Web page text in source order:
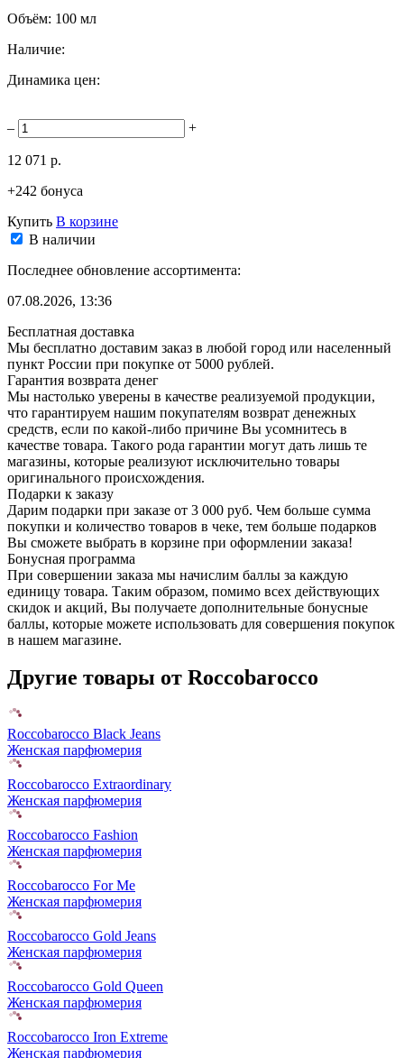
Объём: 100 мл
Наличие:
Динамика цен:
– +
12 071 р.
+242 бонуса
Купить В корзине
В наличии
Последнее обновление ассортимента:
07.08.2026, 13:36
Бесплатная доставка
Мы бесплатно доставим заказ в любой город или населенный
пункт России при покупке от 5000 рублей.
Гарантия возврата денег
Мы настолько уверены в качестве реализуемой продукции,
что гарантируем нашим покупателям возврат денежных
средств, если по какой-либо причине Вы усомнитесь в
качестве товара. Такого рода гарантии могут дать лишь те
магазины, которые реализуют исключительно товары
оригинального происхождения.
Подарки к заказу
Дарим подарки при заказе от 3 000 руб. Чем больше сумма
покупки и количество товаров в чеке, тем больше подарков
Вы сможете выбрать в корзине при оформлении заказа!
Бонусная программа
При совершении заказа мы начислим баллы за каждую
единицу товара. Таким образом, помимо всех действующих
скидок и акций, Вы получаете дополнительные бонусные
баллы, которые можете использовать для совершения покупок
в нашем магазине.
Другие товары от Roccobarocco
Roccobarocco Black Jeans
Женская парфюмерия
Roccobarocco Extraordinary
Женская парфюмерия
Roccobarocco Fashion
Женская парфюмерия
Roccobarocco For Me
Женская парфюмерия
Roccobarocco Gold Jeans
Женская парфюмерия
Roccobarocco Gold Queen
Женская парфюмерия
Roccobarocco Iron Extreme
Женская парфюмерия